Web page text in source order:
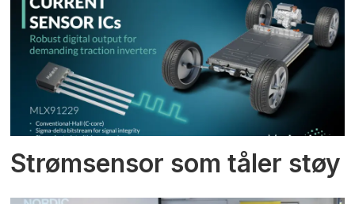
Strømsensor som tåler støy